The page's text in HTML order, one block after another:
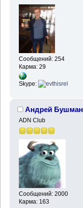
Сообщений: 254
Карма: 29
Skype:
Андрей Бушман
ADN Club
Сообщений: 2000
Карма: 163